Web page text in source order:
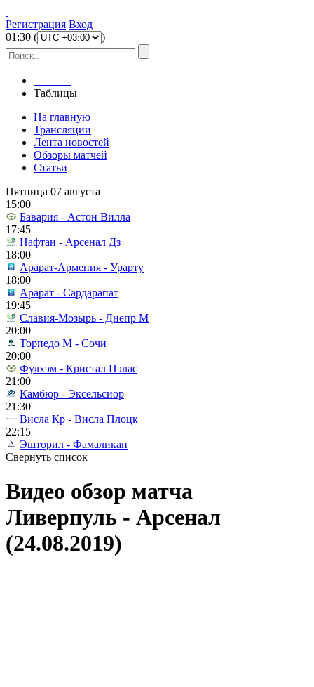
Регистрация Вход
01 :30 ( )
Таблицы
На главную
Трансляции
Лента новостей
Обзоры матчей
Статьи
Пятница 07 августа
15:00
Бавария - Астон Вилла
17:45
Нафтан - Арсенал Дз
18:00
Арарат-Армения - Урарту
18:00
Арарат - Сардарапат
19:45
Славия-Мозырь - Днепр М
20:00
Торпедо М - Сочи
20:00
Фулхэм - Кристал Пэлас
21:00
Камбюр - Эксельсиор
21:30
Висла Кр - Висла Плоцк
22:15
Эшторил - Фамаликан
Свернуть список
Видео обзор матча
Ливерпуль - Арсенал
(24.08.2019)